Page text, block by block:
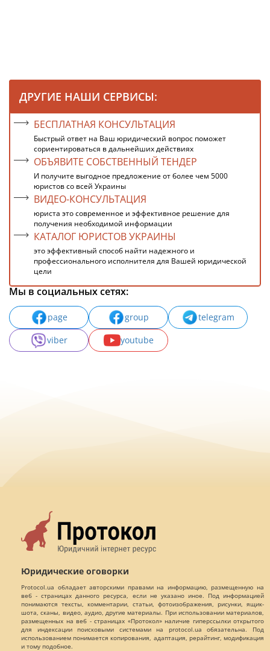
ДРУГИЕ НАШИ СЕРВИСЫ:
БЕСПЛАТНАЯ КОНСУЛЬТАЦИЯ
Быстрый ответ на Ваш юридический вопрос поможет
сориентироваться в дальнейших действиях
ОБЪЯВИТЕ СОБСТВЕННЫЙ ТЕНДЕР
И получите выгодное предложение от более чем 5000
юристов со всей Украины
ВИДЕО-КОНСУЛЬТАЦИЯ
юриста это современное и эффективное решение для
получения необходимой информации
КАТАЛОГ ЮРИСТОВ УКРАИНЫ
это эффективный способ найти надежного и
профессионального исполнителя для Вашей юридической
цели
Мы в социальных сетях:
page group
telegram
viber
youtube
Юридические оговорки
Protocol.ua обладает авторскими правами на информацию, размещенную на
веб - страницах данного ресурса, если не указано иное. Под информацией
понимаются тексты, комментарии, статьи, фотоизображения, рисунки, ящик-
шота, сканы, видео, аудио, другие материалы. При использовании материалов,
размещенных на веб - страницах «Протокол» наличие гиперссылки открытого
для индексации поисковыми системами на protocol.ua обязательна. Под
использованием понимается копирования, адаптация, рерайтинг, модификация
и тому подобное.